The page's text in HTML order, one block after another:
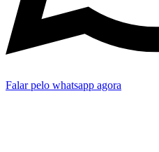
Falar pelo whatsapp agora